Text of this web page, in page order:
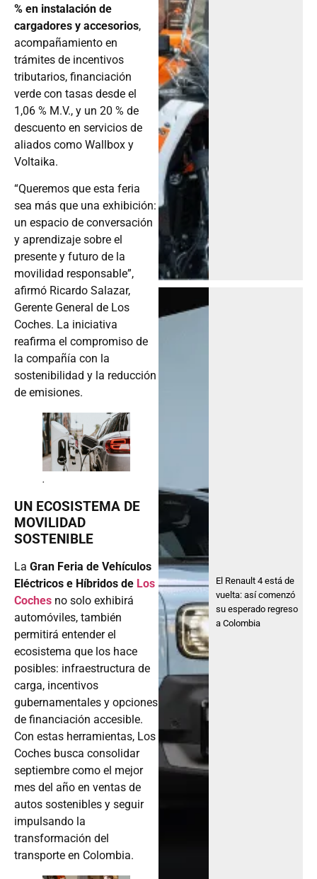
% en instalación de
cargadores y accesorios,
acompañamiento en
trámites de incentivos
tributarios, financiación
verde con tasas desde el
1,06 % M.V., y un 20 % de
descuento en servicios de
aliados como Wallbox y
Voltaika.
“Queremos que esta feria
sea más que una exhibición:
un espacio de conversación
y aprendizaje sobre el
presente y futuro de la
movilidad responsable”,
afirmó Ricardo Salazar,
Gerente General de Los
Coches. La iniciativa
reafirma el compromiso de
la compañía con la
sostenibilidad y la reducción
de emisiones.
.
UN ECOSISTEMA DE
MOVILIDAD
SOSTENIBLE
La Gran Feria de Vehículos
Eléctricos e Híbridos de Los
Coches no solo exhibirá
automóviles, también
permitirá entender el
ecosistema que los hace
posibles: infraestructura de
carga, incentivos
gubernamentales y opciones
de financiación accesible.
Con estas herramientas, Los
Coches busca consolidar
septiembre como el mejor
mes del año en ventas de
autos sostenibles y seguir
impulsando la
transformación del
transporte en Colombia.
El Renault 4 está de
vuelta: así comenzó
su esperado regreso
a Colombia